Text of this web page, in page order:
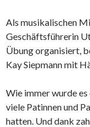
Als musikalischen
Geschäftsführerin
Übung organisiert,
Kay Siepmann mit
Wie immer wurde
viele Patinnen und
hatten. Und dank